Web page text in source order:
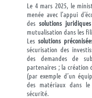
Le 4 mars 2025, le
menée avec l’appui
dessolutions
mutualisation dans les
Lessolutions
sécurisation des
des demandes de
partenaires ; la création
(par exemple d’un
des matériaux dans
sécurité.